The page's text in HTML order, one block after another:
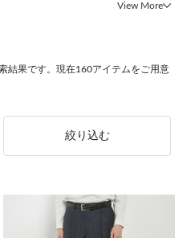
#セーター ウォッシャブル
View More
結果です。現在160アイテムをご用意
絞り込む